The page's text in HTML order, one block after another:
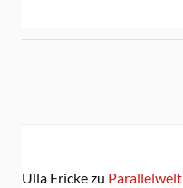
Ulla Frickezu Parallelwelt